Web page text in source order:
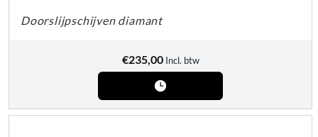
Doorslijpschijven diamant
€235,00 Incl. btw